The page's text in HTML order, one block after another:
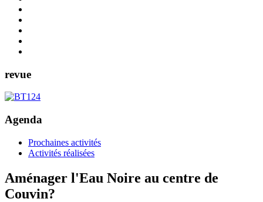
revue
Agenda
Prochaines activités
Activités réalisées
Aménager l'Eau Noire au centre de
Couvin?